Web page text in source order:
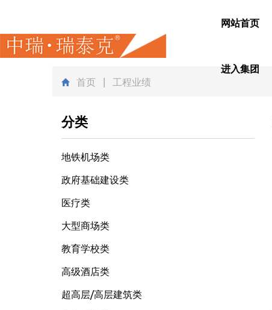
网站首页
进入集团
首页 | 工程业绩
分类
地铁机场类
政府基础建设类
医疗类
大型商场类
教育学校类
高级酒店类
超高层/高层建筑类